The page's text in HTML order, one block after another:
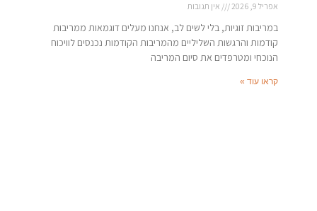
אפריל 9, 2026 אין תגובות
במריבות זוגיות, בלי לשים לב, אנחנו מעלים דוגמאות ממריבות
קודמות והרגשות השליליים מהמריבות הקודמות נכנסים לוויכוח
הנוכחי ומטרפדים את סיום המריבה
קראו עוד »